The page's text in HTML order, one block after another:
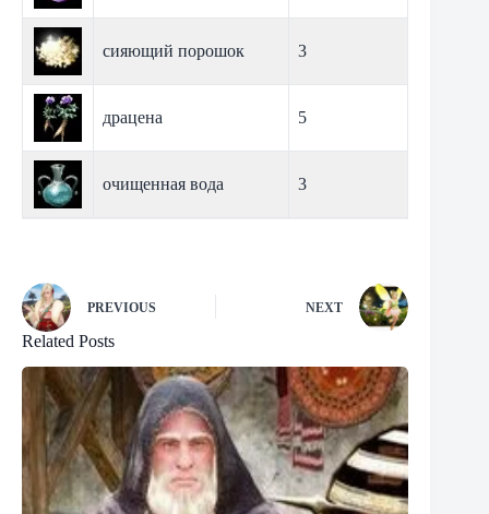
сияющий порошок 3
драцена 5
очищенная вода 3
PREVIOUS NEXT
Related Posts